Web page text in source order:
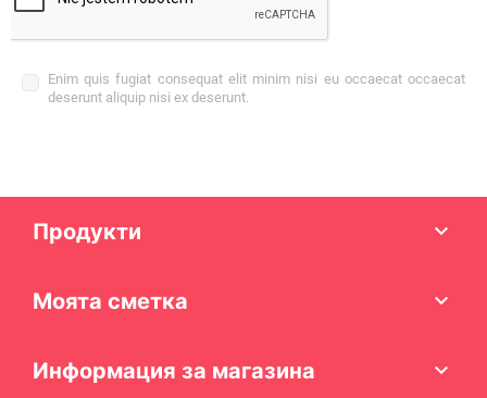
Enim quis fugiat consequat elit minim nisi eu occaecat occaecat
deserunt aliquip nisi ex deserunt.
Продукти 
Моята сметка 
Информация за магазина 